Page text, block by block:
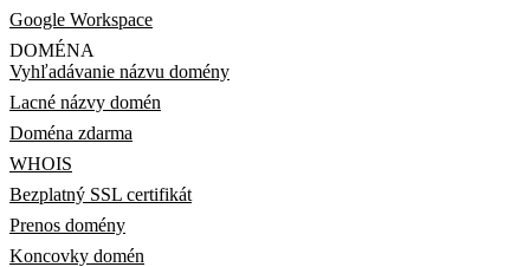
Google Workspace
DOMÉNA
Vyhľadávanie názvu domény
Lacné názvy domén
Doména zdarma
WHOIS
Bezplatný SSL certifikát
Prenos domény
Koncovky domén